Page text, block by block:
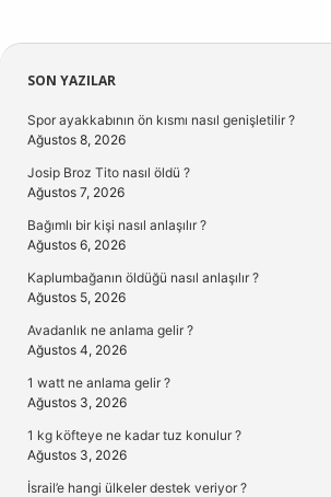
Sidebar
SON YAZILAR
Spor ayakkabının ön kısmı nasıl genişletilir ?
Ağustos 8, 2026
Josip Broz Tito nasıl öldü ?
Ağustos 7, 2026
Bağımlı bir kişi nasıl anlaşılır ?
Ağustos 6, 2026
Kaplumbağanın öldüğü nasıl anlaşılır ?
Ağustos 5, 2026
Avadanlık ne anlama gelir ?
Ağustos 4, 2026
1 watt ne anlama gelir ?
Ağustos 3, 2026
1 kg köfteye ne kadar tuz konulur ?
Ağustos 3, 2026
İsrail’e hangi ülkeler destek veriyor ?